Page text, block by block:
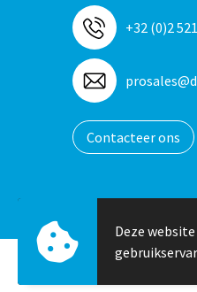
+32 (0)2
Contacteer ons
Deze